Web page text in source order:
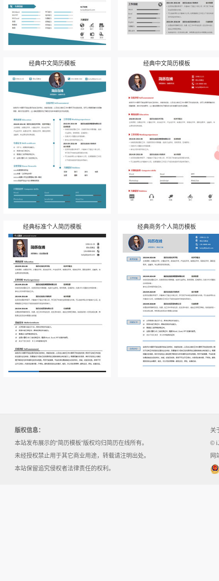
经典中文简历模板 经典中文简历模板
经典标准个人简历模板 经典商务个人简历模板
版权信息：
本站发布展示的“简历模板”版权均归简历在线所有。
未经授权禁止用于其它商业用途，转载请注明出处。
本站保留追究侵权者法律责任的权利。
关
©
网